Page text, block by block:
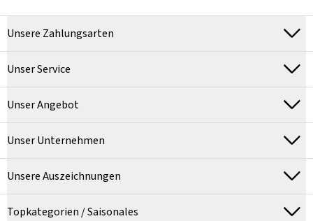
Unsere Zahlungsarten
Unser Service
Unser Angebot
Unser Unternehmen
Unsere Auszeichnungen
Topkategorien / Saisonales